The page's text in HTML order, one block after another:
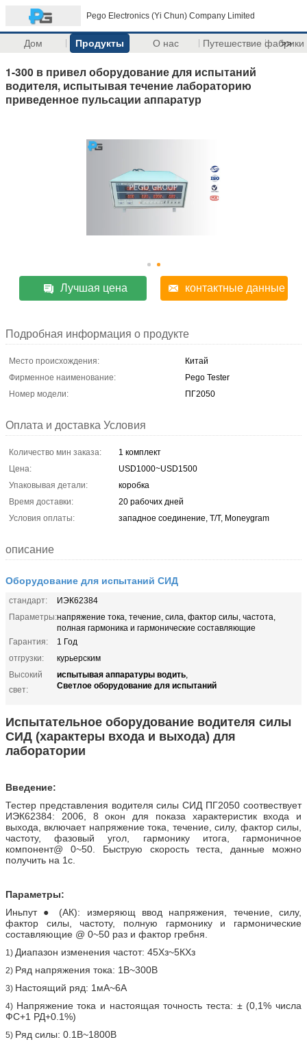
Pego Electronics (Yi Chun) Company Limited
Дом Продукты О нас Путешествие фабрики
>>
1-300 в привел оборудование для испытаний
водителя, испытывая течение лабораторию
приведенное пульсации аппаратур
Лучшая цена контактные данные
Подробная информация о продукте
Место происхождения:
Китай
Фирменное наименование:
Pego Tester
Номер модели:
ПГ2050
Оплата и доставка Условия
Количество мин заказа:
1 комплект
Цена:
USD1000~USD1500
Упаковывая детали:
коробка
Время доставки:
20 рабочих дней
Условия оплаты:
западное соединение, T/T, Moneygram
описание
Оборудование для испытаний СИД
стандарт:
ИЭК62384
Параметры:напряжение тока, течение, сила, фактор силы, частота,
полная гармоника и гармонические составляющие
Гарантия:
1 Год
отгрузки:
курьерским
Высокий
свет:
испытывая аппаратуры водить,
Светлое оборудование для испытаний
Испытательное оборудование водителя силы
СИД (характеры входа и выхода) для
лаборатории
Введение:
Тестер представления водителя силы СИД ПГ2050 соотвествует
ИЭК62384: 2006, 8 окон для показа характеристик входа и
выхода, включает напряжение тока, течение, силу, фактор силы,
частоту, фазовый угол, гармонику итога, гармоничное
компонент@ 0~50. Быструю скорость теста, данные можно
получить на 1с.
Параметры:
Иньпут ● (АК): измеряющ ввод напряжения, течение, силу,
фактор силы, частоту, полную гармонику и гармонические
составляющие @ 0~50 раз и фактор гребня.
1) Диапазон изменения частот: 45Хз~5КХз
2) Ряд напряжения тока: 1В~300В
3) Настоящий ряд: 1мА~6А
4) Напряжение тока и настоящая точность теста: ± (0,1% числа
ФС+1 РД+0.1%)
5) Ряд силы: 0.1В~1800В